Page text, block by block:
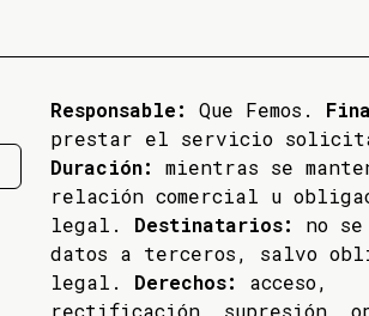
Responsable: Que Femos.
prestar el servicio
Duración:
mientras se
relación comercial u
legal. Destinatarios:
no
datos a terceros, salvo
legal. Derechos:
acceso,
rectificación, supresión,